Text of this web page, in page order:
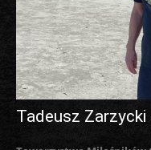
Tadeusz